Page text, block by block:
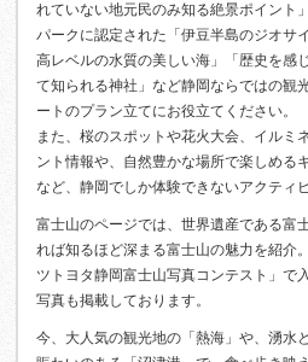
れていない地元民のみ知る絶景ポイント
パークに認定された「伊豆半島のジオサ
高レベルの水質の美しい海」「歴史を感
て知られる神社」など静岡ならではの観
ートのプラン立てにお役立てください。
また、桜のスポットや花火大会、イルミ
ント情報や、自然豊かな場所で楽しめる
など、静岡でしか体験できないアクティ
富士山のページでは、世界遺産である富
れば知るほど深まる富士山の魅力を紹介
ツトヨタ静岡富士山写真コンテスト」で
写真も掲載しております。
今、大人気の観光地の「熱海」や、湧水